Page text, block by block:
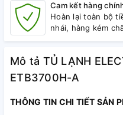
Cam kết hàng
Hoàn lại toàn bộ
nhái, hàng kém
Mô tả TỦ LẠNH
ETB3700H-A
THÔNG TIN CHI TIẾT SẢN